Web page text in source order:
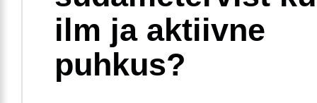
ilm ja aktiivne
puhkus?